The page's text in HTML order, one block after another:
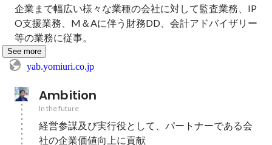
企業まで幅広い様々な業種の会社に対して監査業務、IP
O支援業務、M＆Aに伴う財務DD、会計アドバイザリー
等の業務に従事。
See more
yab.yomiuri.co.jp
Ambition
In the future
経営参謀及び実行役として、パートナーである会
社の企業価値向上に貢献